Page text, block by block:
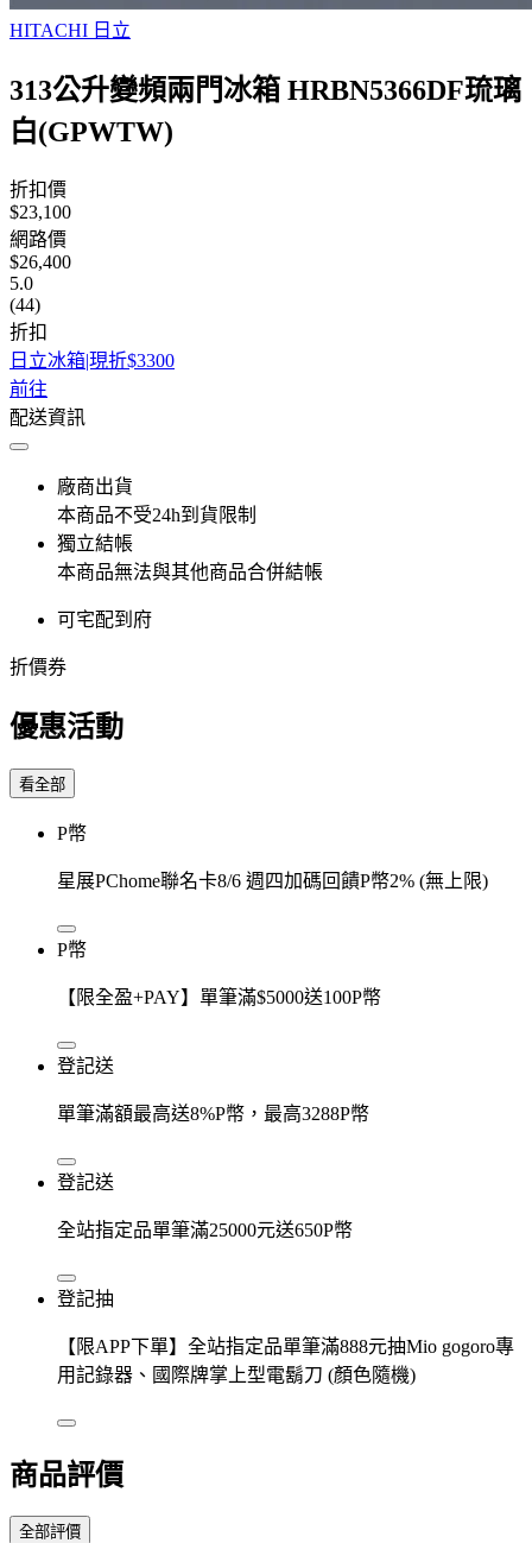
HITACHI 日立
313公升變頻兩門冰箱 HRBN5366DF琉璃
白(GPWTW)
折扣價
$23,100
網路價
$26,400
5.0
(44)
折扣
日立冰箱|現折$3300
前往
配送資訊
廠商出貨
本商品不受24h到貨限制
獨立結帳
本商品無法與其他商品合併結帳
可宅配到府
折價券
優惠活動
看全部
P幣
星展PChome聯名卡8/6 週四加碼回饋P幣2% (無上限)
P幣
【限全盈+PAY】單筆滿$5000送100P幣
登記送
單筆滿額最高送8%P幣，最高3288P幣
登記送
全站指定品單筆滿25000元送650P幣
登記抽
【限APP下單】全站指定品單筆滿888元抽Mio gogoro專
用記錄器、國際牌掌上型電鬍刀 (顏色隨機)
商品評價
全部評價